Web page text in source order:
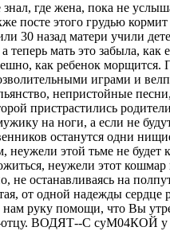
где жена, пока не
этого грудью кормит
30 назад матери учили
мать это забыла, как
как ребенок
играми и
непристойные
пристрастились
на ноги, а если не
останутся одни
неужели этой тьме не
неужели этот
не останавливаясь на
от одной надежды сердце
руку помощи, что Вы
ВОДЯТ--С суМ04КОЙ